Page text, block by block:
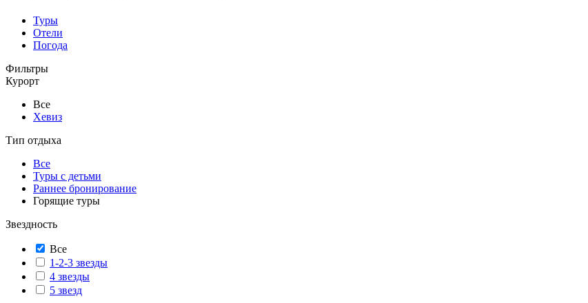
Туры
Отели
Погода
Фильтры
Курорт
Все
Хевиз
Тип отдыха
Все
Туры с детьми
Раннее бронирование
Горящие туры
Звездность
Все
1-2-3 звезды
4 звезды
5 звезд